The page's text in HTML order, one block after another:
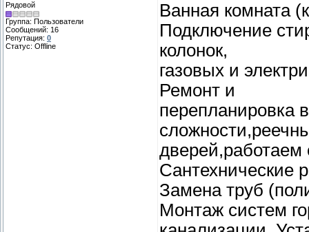
Рядовой
Группа: Пользователи
Сообщений: 16
Репутация: 0
Статус: Offline
Ванная комната
Подключение
колонок,
газовых и
Ремонт и
перепланировка
дверей,работаем
Сантехнические
Замена труб
Монтаж систем